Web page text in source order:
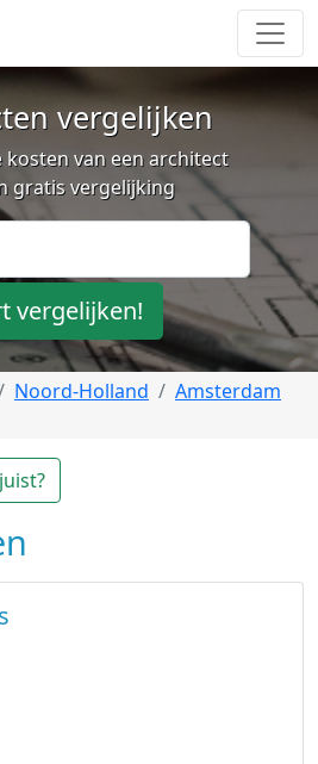
vergelijken
kosten van een architect
gratis vergelijking
vergelijken!
Noord-Holland
Amsterdam